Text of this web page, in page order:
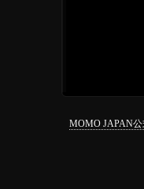
MOMO JAPAN公